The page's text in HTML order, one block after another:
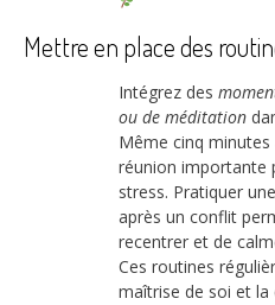
Mettre en place des
Intégrez des
ou de méditation
Même cinq minutes
réunion importante
stress. Pratiquer
après un conflit
recentrer et de
Ces routines
maîtrise de soi et la